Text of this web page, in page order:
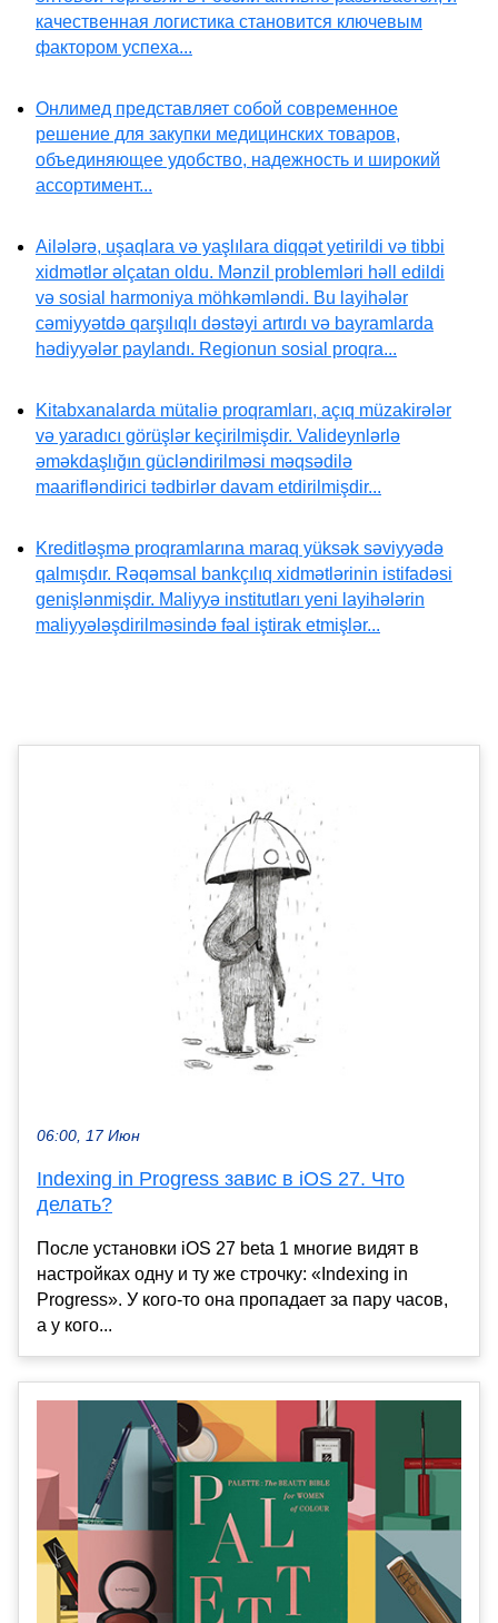
качественная логистика становится ключевым
фактором успеха...
Онлимед представляет собой современное
решение для закупки медицинских товаров,
объединяющее удобство, надежность и широкий
ассортимент...
Ailələrə, uşaqlara və yaşlılara diqqət yetirildi və tibbi
xidmətlər əlçatan oldu. Mənzil problemləri həll edildi
və sosial harmoniya möhkəmləndi. Bu layihələr
cəmiyyətdə qarşılıqlı dəstəyi artırdı və bayramlarda
hədiyyələr paylandı. Regionun sosial proqra...
Kitabxanalarda mütaliə proqramları, açıq müzakirələr
və yaradıcı görüşlər keçirilmişdir. Valideynlərlə
əməkdaşlığın gücləndirilməsi məqsədilə
maarifləndirici tədbirlər davam etdirilmişdir...
Kreditləşmə proqramlarına maraq yüksək səviyyədə
qalmışdır. Rəqəmsal bankçılıq xidmətlərinin istifadəsi
genişlənmişdir. Maliyyə institutları yeni layihələrin
maliyyələşdirilməsində fəal iştirak etmişlər...
06:00, 17 Июн
Indexing in Progress завис в iOS 27. Что
делать?
После установки iOS 27 beta 1 многие видят в
настройках одну и ту же строчку: «Indexing in
Progress». У кого-то она пропадает за пару часов,
а у кого...